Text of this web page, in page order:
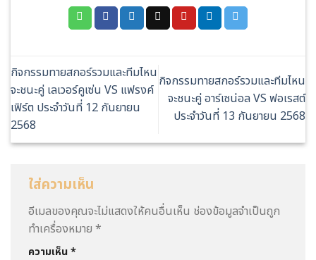
กิจกรรมทายสกอร์รวมและทีมไหน
จะชนะคู่ เลเวอร์คูเซ่น VS แฟรงค์
เฟิร์ต ประจำวันที่ 12 กันยายน
2568
กิจกรรมทายสกอร์รวมและทีมไหน
จะชนะคู่ อาร์เซน่อล VS ฟอเรสต์
ประจำวันที่ 13 กันยายน 2568
ใส่ความเห็น
อีเมลของคุณจะไม่แสดงให้คนอื่นเห็น ช่องข้อมูลจำเป็นถูก
ทำเครื่องหมาย *
ความเห็น*